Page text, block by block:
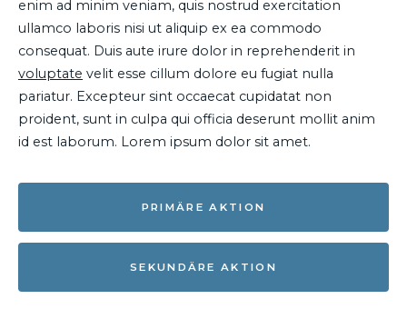
enim ad minim veniam, quis nostrud exercitation
ullamco laboris nisi ut aliquip ex ea commodo
consequat. Duis aute irure dolor in reprehenderit in
voluptate velit esse cillum dolore eu fugiat nulla
pariatur. Excepteur sint occaecat cupidatat non
proident, sunt in culpa qui officia deserunt mollit anim
id est laborum. Lorem ipsum dolor sit amet.
PRIMÄRE AKTION
SEKUNDÄRE AKTION